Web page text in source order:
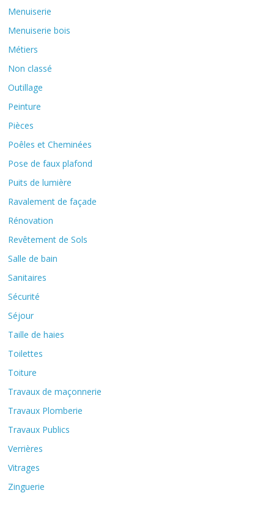
Menuiserie
Menuiserie bois
Métiers
Non classé
Outillage
Peinture
Pièces
Poêles et Cheminées
Pose de faux plafond
Puits de lumière
Ravalement de façade
Rénovation
Revêtement de Sols
Salle de bain
Sanitaires
Sécurité
Séjour
Taille de haies
Toilettes
Toiture
Travaux de maçonnerie
Travaux Plomberie
Travaux Publics
Verrières
Vitrages
Zinguerie